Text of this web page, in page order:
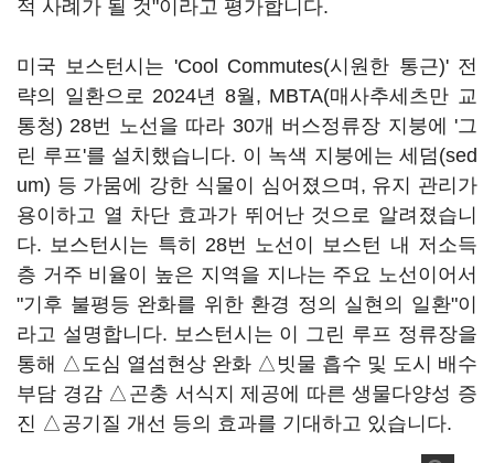
적 사례가 될 것"이라고 평가합니다.
미국 보스턴시는 'Cool Commutes(시원한 통근)' 전
략의 일환으로 2024년 8월, MBTA(매사추세츠만 교
통청) 28번 노선을 따라 30개 버스정류장 지붕에 '그
린 루프'를 설치했습니다. 이 녹색 지붕에는 세덤(sed
um) 등 가뭄에 강한 식물이 심어졌으며, 유지 관리가
용이하고 열 차단 효과가 뛰어난 것으로 알려졌습니
다. 보스턴시는 특히 28번 노선이 보스턴 내 저소득
층 거주 비율이 높은 지역을 지나는 주요 노선이어서
"기후 불평등 완화를 위한 환경 정의 실현의 일환"이
라고 설명합니다. 보스턴시는 이 그린 루프 정류장을
통해 △도심 열섬현상 완화 △빗물 흡수 및 도시 배수
부담 경감 △곤충 서식지 제공에 따른 생물다양성 증
진 △공기질 개선 등의 효과를 기대하고 있습니다.